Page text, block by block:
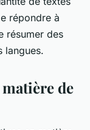
répondre à
résumer des
langues.
matière de